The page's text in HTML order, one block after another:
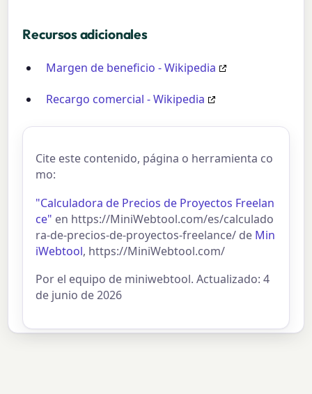
Recursos adicionales
Margen de beneficio - Wikipedia
Recargo comercial - Wikipedia
Cite este contenido, página o herramienta co
mo:
"Calculadora de Precios de Proyectos Freelan
ce" en https://MiniWebtool.com/es/calculado
ra-de-precios-de-proyectos-freelance/ de Min
iWebtool, https://MiniWebtool.com/
Por el equipo de miniwebtool. Actualizado: 4
de junio de 2026